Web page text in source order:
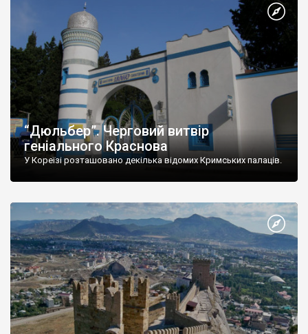
“Дюльбер”. Черговий витвір
геніального Краснова
У Кореїзі розташовано декілька відомих Кримських палаців.